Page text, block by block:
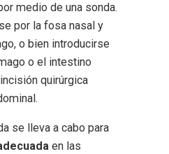
medio de una sonda.
por la fosa nasal y
o bien introducirse
o el intestino
quirúrgica
se lleva a cabo para
en las